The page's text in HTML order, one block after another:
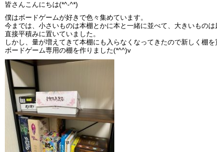
皆さんこんにちは(*^-^*)
僕はボードゲームが好きで色々集めています。
今までは、小さいものは本棚とかに本と一緒に並べて、大きいものは
直接平積みに置いていました。
しかし、量が増えてきて本棚にも入らなくなってきたので新しく棚を
ボードゲーム専用の棚を作りました(*^^)v